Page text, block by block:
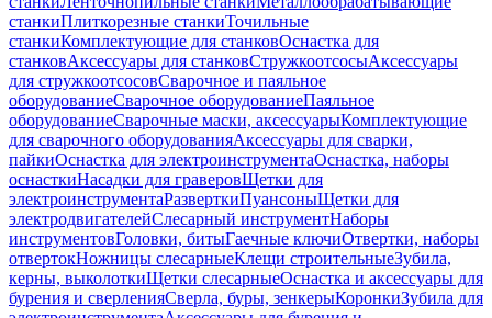
станкиПлиткорезные станкиТочильные
станкиКомплектующие для станковОснастка для
станковАксессуары для станковСтружкоотсосыАксессуары
для стружкоотсосовСварочное и паяльное
оборудованиеСварочное оборудованиеПаяльное
оборудованиеСварочные маски, аксессуарыКомплектующие
для сварочного оборудованияАксессуары для сварки,
пайкиОснастка для электроинструментаОснастка, наборы
оснасткиНасадки для граверовЩетки для
электроинструментаРазверткиПуансоныЩетки для
электродвигателейСлесарный инструментНаборы
инструментовГоловки, битыГаечные ключиОтвертки, наборы
отвертокНожницы слесарныеКлещи строительныеЗубила,
керны, выколоткиЩетки слесарныеОснастка и аксессуары для
бурения и сверленияСверла, буры, зенкерыКоронкиЗубила для